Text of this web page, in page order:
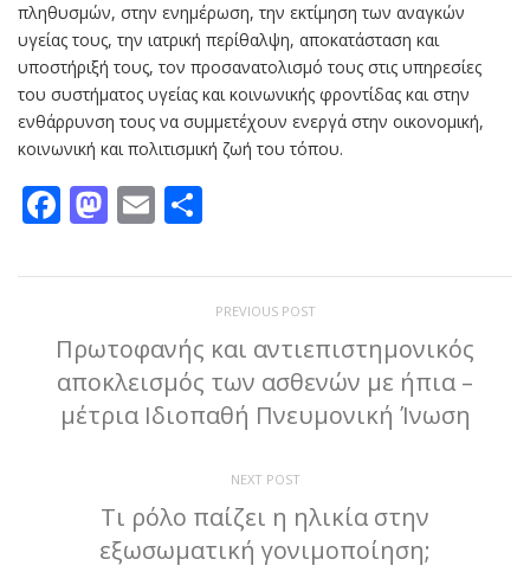
πληθυσμών, στην ενημέρωση, την εκτίμηση των αναγκών
υγείας τους, την ιατρική περίθαλψη, αποκατάσταση και
υποστήριξή τους, τον προσανατολισμό τους στις υπηρεσίες
του συστήματος υγείας και κοινωνικής φροντίδας και στην
ενθάρρυνση τους να συμμετέχουν ενεργά στην οικονομική,
κοινωνική και πολιτισμική ζωή του τόπου.
Facebook
Mastodon
Email
PREVIOUS POST
Πρωτοφανής και αντιεπιστημονικός
αποκλεισμός των ασθενών με ήπια –
μέτρια Ιδιοπαθή Πνευμονική Ίνωση
NEXT POST
Τι ρόλο παίζει η ηλικία στην
εξωσωματική γονιμοποίηση;